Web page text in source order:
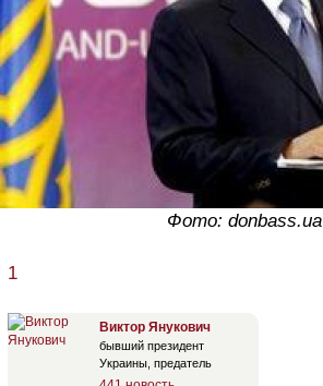
Фото: donbass.ua
1
Виктор Янукович
бывший президент
Украины, предатель